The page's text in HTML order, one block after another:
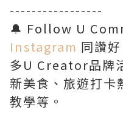
-----------------
🔔 Follow U
Instagram 同讚好
多U Creator品牌
新美食、旅遊打卡
教學等。